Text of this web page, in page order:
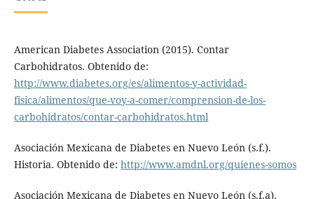
American Diabetes Association (2015). Contar
Carbohidratos. Obtenido de:
http://www.diabetes.org/es/alimentos-y-actividad-
fisica/alimentos/que-voy-a-comer/comprension-de-los-
carbohidratos/contar-carbohidratos.html
Asociación Mexicana de Diabetes en Nuevo León (s.f.).
Historia. Obtenido de: http://www.amdnl.org/quienes-somos
Asociación Mexicana de Diabetes en Nuevo León (s.f.a).